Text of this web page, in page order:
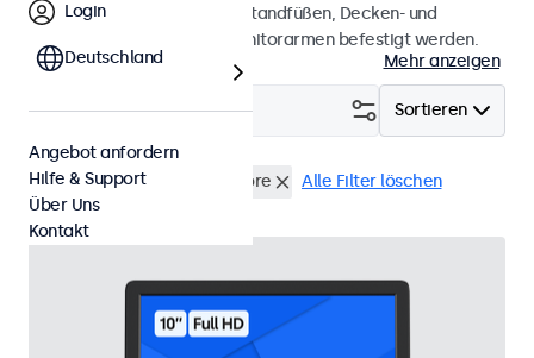
und können an universellen Standfüßen, Decken- und
Wandhalterungen sowie Monitorarmen befestigt werden.
Mehr anzeigen
Sortieren
Filtern (3)
VESA 75 x 75 10 Zoll Monitore Alle Filter löschen
Login
Deutschland
Angebot anfordern
Hilfe & Support
Über Uns
Kontakt